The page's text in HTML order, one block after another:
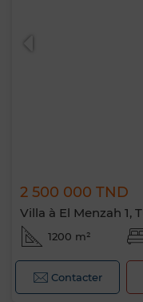
2 500 000 TND
Villa à El Menzah 1,
1200 m²
Contacter